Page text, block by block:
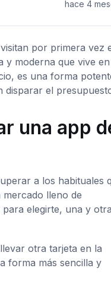
hace 4
por primera vez
y moderna que vive
es una forma
disparar el
una app
a los habituales
lleno de
elegirte, una y otra
otra tarjeta en la
forma más sencilla y